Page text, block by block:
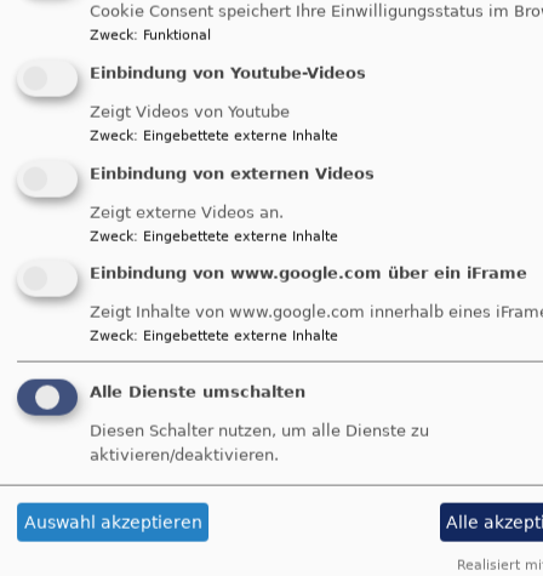
Doch Konflikte können auch konstruktiv
bearbeitet werden, so dass sie als Zeichen für
eine Veränderung ernst genommen werden
und man gemeinsam einen neuen
kann man lernen, z.B. durch einen Kurs in Kommunikation,
man kann sich bei der Lösungssuche unterstützen lassen,
z.B. durch eine Mediation.
Eskalationsstufen im Konflikt
Bilder: Was aus der Konfliktspirale hilft
Pädagogische Angebote finden Sie in der
Konfliktberatung.
Traumaarbeit ist ein Beratungsangebot.
Cookie Consent speichert Ihre Einwilligungsstatus im
Zweck: Funktional
Einbindung von Youtube-Videos
Zeigt Videos von Youtube
Zweck: Eingebettete externe Inhalte
Einbindung von externen Videos
Zeigt externe Videos an.
Zweck: Eingebettete externe Inhalte
Einbindung von www.google.com über ein iFrame
Zeigt Inhalte von www.google.com innerhalb eines
Zweck: Eingebettete externe Inhalte
Alle Dienste umschalten
Diesen Schalter nutzen, um alle Dienste zu
aktivieren/deaktivieren.
Auswahl akzeptieren Alle
Realisiert